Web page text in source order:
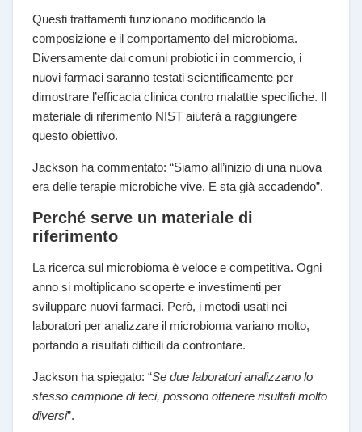
Questi trattamenti funzionano modificando la
composizione e il comportamento del microbioma.
Diversamente dai comuni probiotici in commercio, i
nuovi farmaci saranno testati scientificamente per
dimostrare l’efficacia clinica contro malattie specifiche. Il
materiale di riferimento NIST aiuterà a raggiungere
questo obiettivo.
Jackson ha commentato: “Siamo all’inizio di una nuova
era delle terapie microbiche vive. E sta già accadendo”.
Perché serve un materiale di
riferimento
La ricerca sul microbioma è veloce e competitiva. Ogni
anno si moltiplicano scoperte e investimenti per
sviluppare nuovi farmaci. Però, i metodi usati nei
laboratori per analizzare il microbioma variano molto,
portando a risultati difficili da confrontare.
Jackson ha spiegato: “Se due laboratori analizzano lo
stesso campione di feci, possono ottenere risultati molto
diversi”.